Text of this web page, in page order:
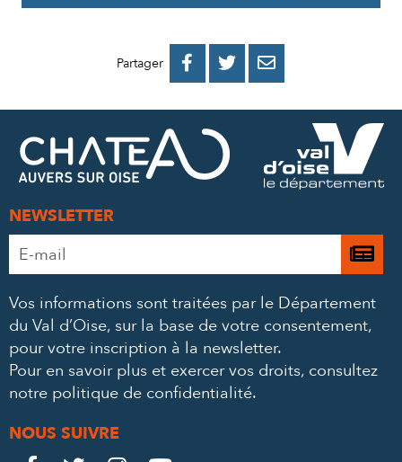
Partager 
PARTAGER
FACEBOOK
PARTAGER
PARTAGER
MAIL
NEWSLETTER
Adresse
e-
*
Je
à
Vos informations sont traitées par le Département
du Val d’Oise, sur la base de votre consentement,
pour votre inscription à la newsletter.
Pour en savoir plus et exercer vos droits, consultez
notre politique de confidentialité.
NOUS SUIVRE